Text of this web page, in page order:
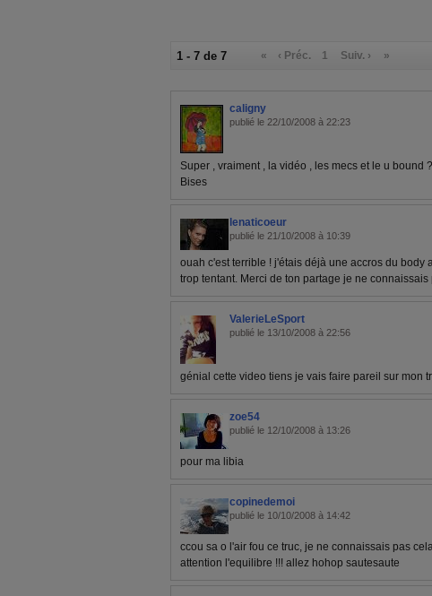
1 - 7 de 7 « ‹ Préc. 1 Suiv. › »
caligny
publié le 22/10/2008 à 22:23
Super , vraiment , la vidéo , les mecs et le u bound
Bises
lenaticoeur
publié le 21/10/2008 à 10:39
ouah c'est terrible ! j'étais déjà une accros du body
trop tentant. Merci de ton partage je ne connaissais
ValerieLeSport
publié le 13/10/2008 à 22:56
génial cette video tiens je vais faire pareil sur mon
zoe54
publié le 12/10/2008 à 13:26
pour ma libia
copinedemoi
publié le 10/10/2008 à 14:42
ccou sa o l'air fou ce truc, je ne connaissais pas
attention l'equilibre !!! allez hohop sautesaute